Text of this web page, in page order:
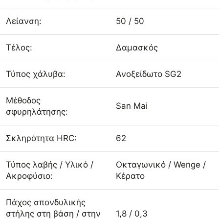
Λείανση: 50 / 50
Τέλος: Δαμασκός
Τύπος χάλυβα: Ανοξείδωτο SG2
Μέθοδος
σφυρηλάτησης:
San Mai
Σκληρότητα HRC: 62
Τύπος λαβής / Υλικό /
Ακροφύσιο:
Οκταγωνικό / Wenge /
Κέρατο
Πάχος σπονδυλικής
στήλης στη βάση / στην
1,8 / 0,3